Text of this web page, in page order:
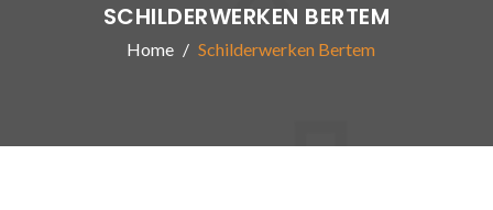
SCHILDERWERKEN BERTEM
Home Schilderwerken Bertem